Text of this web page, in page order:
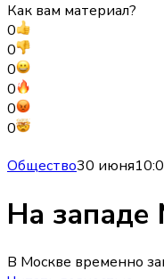
Как вам материал?
0
0
0
0
0
0
Общество30 июня
На
В Москве временно